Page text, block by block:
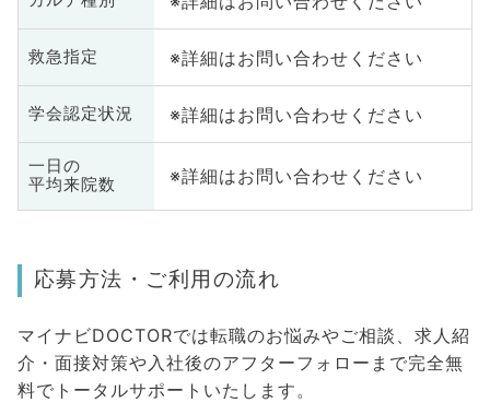
救急指定 ※詳細はお問い合わせください
学会認定状況 ※詳細はお問い合わせください
一日の
平均来院数
※詳細はお問い合わせください
応募方法・ご利用の流れ
マイナビDOCTORでは転職のお悩みやご相談、求人紹
介・面接対策や入社後のアフターフォローまで完全無
料でトータルサポートいたします。